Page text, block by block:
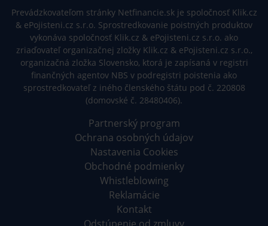
Prevádzkovateľom stránky Netfinancie.sk je spoločnosť Klik.cz
& ePojisteni.cz s.r.o. Sprostredkovanie poistných produktov
vykonáva spoločnosť Klik.cz & ePojisteni.cz s.r.o. ako
zriaďovateľ organizačnej zložky Klik.cz & ePojisteni.cz s.r.o.,
organizačná zložka Slovensko, ktorá je zapísaná v registri
finančných agentov NBS v podregistri poistenia ako
sprostredkovateľ z iného členského štátu pod č. 220808
(domovské č. 28480406).
Partnerský program
Ochrana osobných údajov
Nastavenia Cookies
Obchodné podmienky
Whistleblowing
Reklamácie
Kontakt